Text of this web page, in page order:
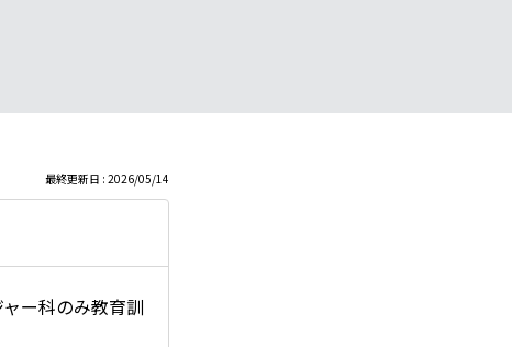
最終更新日 : 2026/05/14
ー科のみ教育訓